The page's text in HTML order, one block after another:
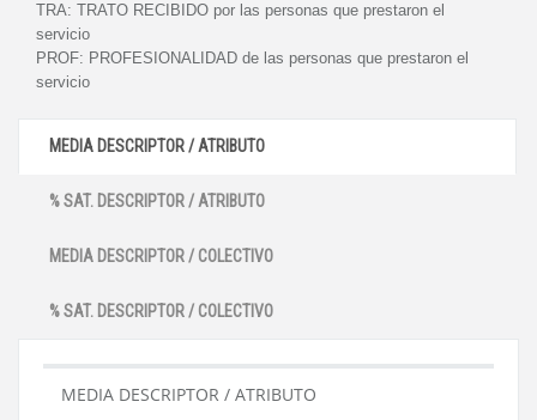
TRA: TRATO RECIBIDO por las personas que prestaron el
servicio
PROF: PROFESIONALIDAD de las personas que prestaron el
servicio
MEDIA DESCRIPTOR / ATRIBUTO
% SAT. DESCRIPTOR / ATRIBUTO
MEDIA DESCRIPTOR / COLECTIVO
% SAT. DESCRIPTOR / COLECTIVO
MEDIA DESCRIPTOR / ATRIBUTO